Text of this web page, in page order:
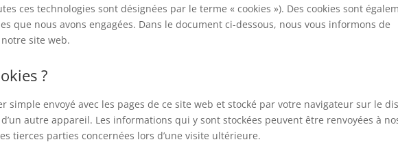
ces technologies sont désignées par le terme « cookies »). Des cookies sont
que nous avons engagées. Dans le document ci-dessous, nous vous informons de
site web.
?
simple envoyé avec les pages de ce site web et stocké par votre navigateur sur le
autre appareil. Les informations qui y sont stockées peuvent être renvoyées à
tierces parties concernées lors d’une visite ultérieure.